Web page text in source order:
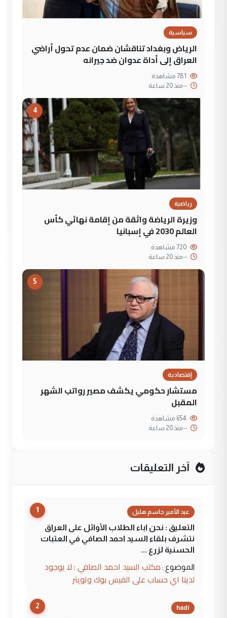
سياسية
الرياض وبغداد تناقشان ضمان عدم تحول أراضي
العراق إلى أداة عدوان ضد جيرانه
--منذ 20 ساعة
4
رياضية
وزيرة الرياضة واثقة من إقامة نهائي كأس
العالم 2030 في إسبانيا
--منذ 20 ساعة
5
إقتصادية
مستشار حكومي يكشف مصير رواتب الشهر
المقبل
--منذ 20 ساعة
آخر التعليقات
1 عبد الأمير جاسم هليل
التعليق : نحن اباء الطلاب الأوائل على العراق
نتشرف بلقاء السيد احمد الصافي في العتبات
الحسنية لزرع ...
الموضوع : مكتب السيد احمد الصافي : لا يوجود
لدينا اي حساب على الفيس بوك وتويتر
2 hadi